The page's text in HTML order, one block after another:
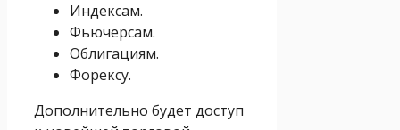
Индексам.
Фьючерсам.
Облигациям.
Форексу.
Дополнительно будет доступ